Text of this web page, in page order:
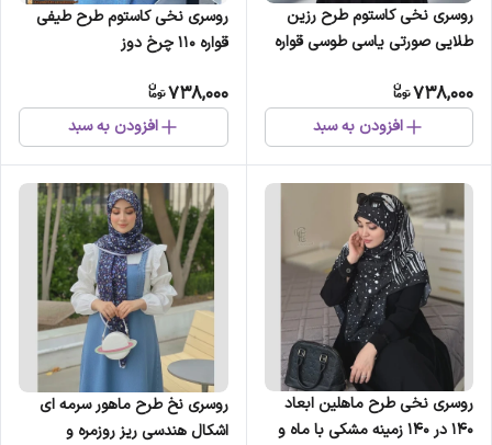
روسری نخی کاستوم طرح رزین
طلایی صورتی یاسی طوسی قواره
738,000
افزودن به سبد
روسری نخی کاستوم طرح طیفی
قواره 110 چرخ دوز
738,000
افزودن به سبد
روسری نخی طرح ماهلین ابعاد
140 در 140 زمینه مشکی با ماه و
روسری نخ طرح ماهور سرمه ای
اشکال هندسی ریز روزمره و